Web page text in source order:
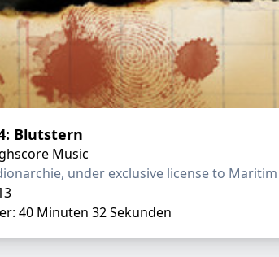
Blutstern
Music
under exclusive license to
40 Minuten 32 Sekunden